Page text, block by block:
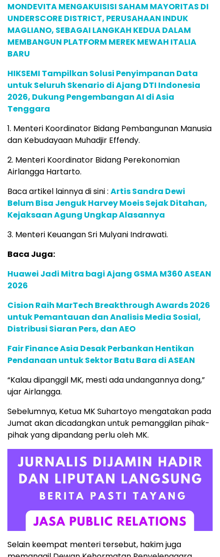
MONDEVITA MENGAKUISISI SAHAM MAYORITAS DI
UNDERSCORE DISTRICT, PERUSAHAAN INDUK
MAGLIANO, SEBAGAI LANGKAH KEDUA DALAM
MEMBANGUN PLATFORM MEREK MEWAH ITALIA
BARU
HIKSEMI Tampilkan Solusi Penyimpanan Data
untuk Seluruh Skenario di Ajang DTI Indonesia
2026, Dukung Pengembangan AI di Asia
Tenggara
1. Menteri Koordinator Bidang Pembangunan Manusia
dan Kebudayaan Muhadjir Effendy.
2. Menteri Koordinator Bidang Perekonomian
Airlangga Hartarto.
Baca artikel lainnya di sini : Artis Sandra Dewi
Belum Bisa Jenguk Harvey Moeis Sejak Ditahan,
Kejaksaan Agung Ungkap Alasannya
3. Menteri Keuangan Sri Mulyani Indrawati.
Baca Juga:
Huawei Jadi Mitra bagi Ajang GSMA M360 ASEAN
2026
Cision Raih MarTech Breakthrough Awards 2026
untuk Pemantauan dan Analisis Media Sosial,
Distribusi Siaran Pers, dan AEO
Fair Finance Asia Desak Perbankan Hentikan
Pendanaan untuk Sektor Batu Bara di ASEAN
“Kalau dipanggil MK, mesti ada undangannya dong,”
ujar Airlangga.
Sebelumnya, Ketua MK Suhartoyo mengatakan pada
Jumat akan dicadangkan untuk pemanggilan pihak-
pihak yang dipandang perlu oleh MK.
Selain keempat menteri tersebut, hakim juga